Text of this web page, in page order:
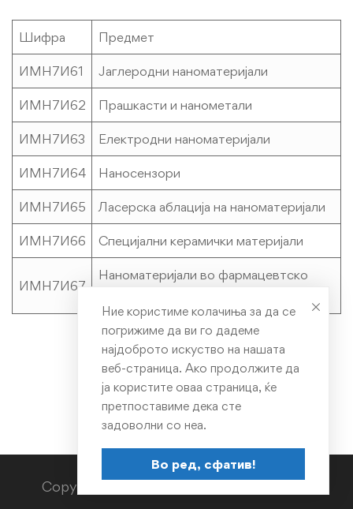
Шифра Предмет
ИМН7И61 Јаглеродни наноматеријали
ИМН7И62 Прашкасти и нанометали
ИМН7И63 Електродни наноматеријали
ИМН7И64 Наносензори
ИМН7И65 Ласерска аблација на наноматеријали
ИМН7И66 Специјални керамички материјали
ИМН7И67
Наноматеријали во фармацевтско
Copyright © TMF 2023. All rights reserved.
Ние користиме колачиња за да се
погрижиме да ви го дадеме
најдоброто искуство на нашата
веб-страница. Ако продолжите да
ја користите оваа страница, ќе
претпоставиме дека сте
задоволни со неа.
Во ред, сфатив!